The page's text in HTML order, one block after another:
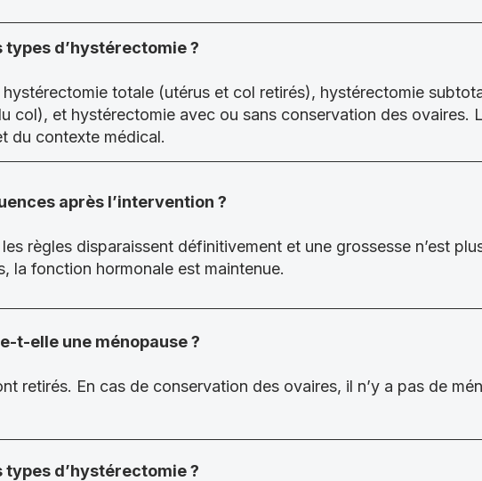
d’hystérectomie ?
hystérectomie totale (utérus et col retirés), hystérectomie
col), et hystérectomie avec ou sans conservation des ovaires.
du contexte médical.
après l’intervention ?
règles disparaissent définitivement et une grossesse n’est
la fonction hormonale est maintenue.
t-elle une ménopause ?
retirés. En cas de conservation des ovaires, il n’y a pas de
d’hystérectomie ?